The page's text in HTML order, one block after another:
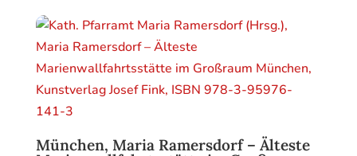
München, Maria Ramersdorf – Älteste